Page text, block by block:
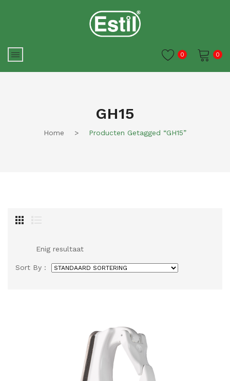
0
0
GH15
Home > Producten Getagged “GH15”
Enig resultaat
Sort By :